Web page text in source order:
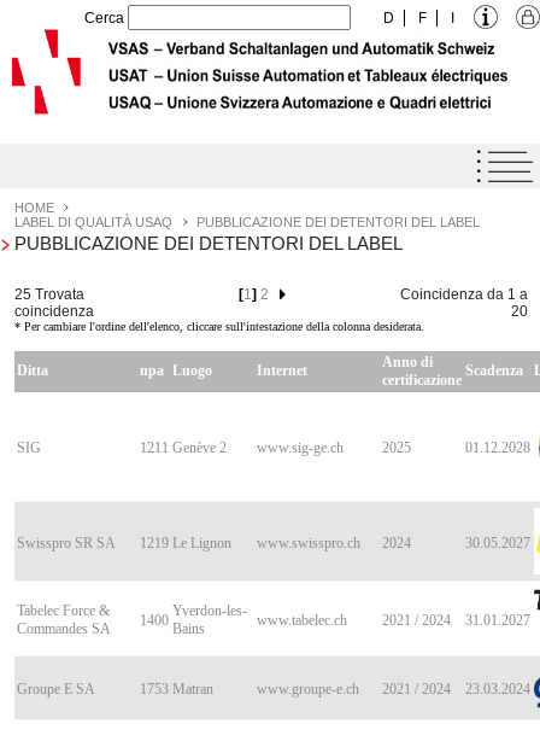
Cerca D F
Agenda
Label di Qualità USAQ
Prestazioni
L'Unione
Formazione
Offerte di lavoro
Links
HOME
LABEL DI QUALITÀ USAQ
PUBBLICAZIONE DEI DETENTORI DEL LABEL
PUBBLICAZIONE DEI DETENTORI DEL LABEL
25 Trovata
coincidenza
[1]2
Coincidenza da 1 a
20
* Per cambiare l'ordine dell'elenco, cliccare sull'intestazione della colonna desiderata.
Ditta npa Luogo Internet
Anno di
certificazione
Scadenza
SIG 1211 Genève 2 www.sig-ge.ch 2025 01.12.2028
Swisspro SR SA 1219 Le Lignon www.swisspro.ch 2024 30.05.2027
Tabelec Force &
Commandes SA
1400
Yverdon-les-
Bains
www.tabelec.ch 2021 / 2024 31.01.2027
Groupe E SA 1753 Matran www.groupe-e.ch 2021 / 2024 23.03.2024